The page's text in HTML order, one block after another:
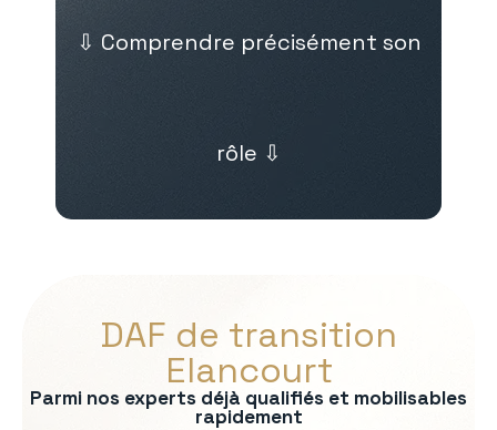
⇩ Comprendre précisément son
rôle ⇩
DAF de transition
Elancourt
Parmi nos experts déjà qualifiés et mobilisables
rapidement